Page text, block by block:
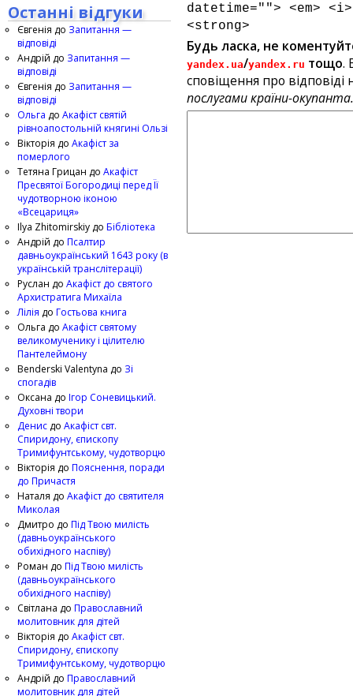
datetime=""> <em>
<strong>
Будь ласка, не
yandex.ua/yandex.ru тощо.
сповіщення про відповіді
послугами країни-
Останні відгуки
Євгенія до Запитання —
відповіді
Андрій до Запитання —
відповіді
Євгенія до Запитання —
відповіді
Ольга до Акафіст святій
рівноапостольній княгині Ользі
Вікторія до Акафіст за
померлого
Тетяна Грицан до Акафіст
Пресвятої Богородиці перед Її
чудотворною іконою
«Всецариця»
Ilya Zhitomirskiy до Бібліотека
Андрій до Псалтир
давньоукраїнський 1643 року (в
українській транслітерації)
Руслан до Акафіст до святого
Архистратига Михаїла
Лілія до Гостьова книга
Ольга до Акафіст святому
великомученику і цілителю
Пантелеймону
Benderski Valentyna до Зі
спогадів
Оксана до Ігор Соневицький.
Духовні твори
Денис до Акафіст свт.
Спиридону, єпископу
Тримифунтському, чудотворцю
Вікторія до Пояснення, поради
до Причастя
Наталя до Акафіст до святителя
Миколая
Дмитро до Під Твою милість
(давньоукраїнського
обихідного наспіву)
Роман до Під Твою милість
(давньоукраїнського
обихідного наспіву)
Світлана до Православний
молитовник для дітей
Вікторія до Акафіст свт.
Спиридону, єпископу
Тримифунтському, чудотворцю
Андрій до Православний
молитовник для дітей